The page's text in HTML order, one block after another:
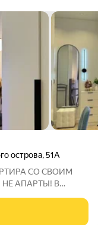
острова,51А
СО СВОИМ
АПАРТЫ! В
первой
вся тщательно